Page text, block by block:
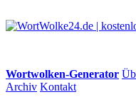
Wortwolken-Generator
Archiv Kontakt